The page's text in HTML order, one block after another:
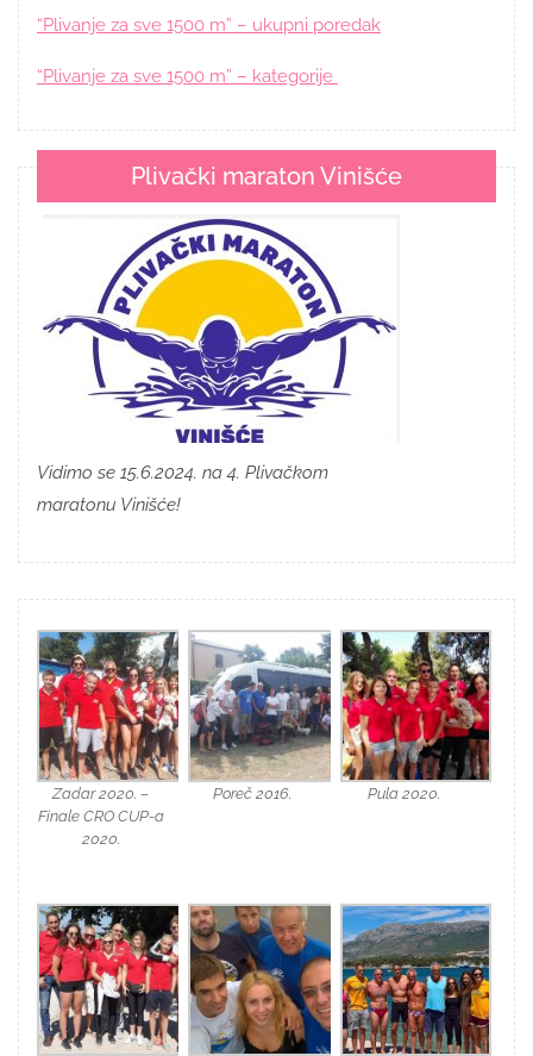
“Plivanje za sve 1500 m” – ukupni poredak
“Plivanje za sve 1500 m” – kategorije
Plivački maraton Vinišće
Vidimo se 15.6.2024. na 4. Plivačkom
maratonu Vinišće!
Zadar 2020. –
Finale CRO CUP-a
2020.
Poreč 2016. Pula 2020.